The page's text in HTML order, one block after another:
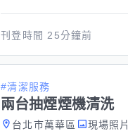
刊登時間 25分鐘前
#清潔服務
兩台抽煙煙機清洗
台北市萬華區 現場照片